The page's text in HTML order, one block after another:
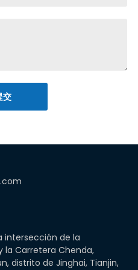
交
intersección de la
la Carretera Chenda,
distrito de Jinghai, Tianjin,